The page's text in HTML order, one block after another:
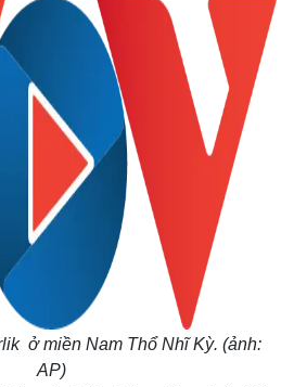
ở miền Nam Thổ Nhĩ Kỳ. (ảnh:
AP)